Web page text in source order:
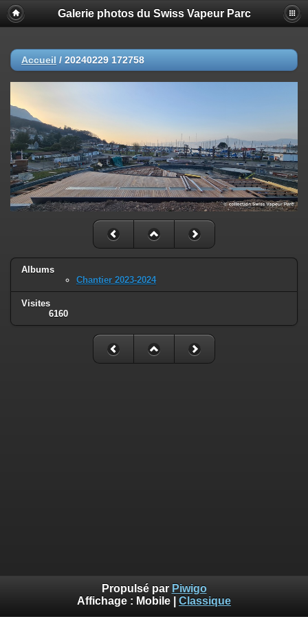
Galerie photos du Swiss Vapeur Parc
Accueil / 20240229 172758
Albums
Chantier 2023-2024
Visites
6160
Propulsé par Piwigo
Affichage : Mobile Classique